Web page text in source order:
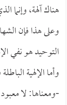
هناك آلهة، وإنما
وعلى هذا فإن
التوحيد هو نفي
وأما الإلهية
-ومعناها: لا